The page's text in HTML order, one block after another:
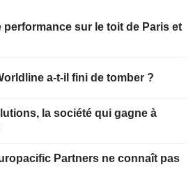
performance sur le toit de Paris et
a-t-il fini de tomber ?
la société qui gagne à
Partners ne connaît pas